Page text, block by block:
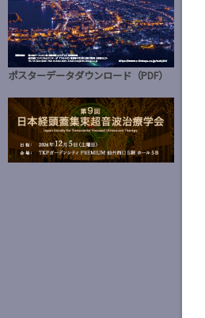
ポスターデータダウンロード（PDF）